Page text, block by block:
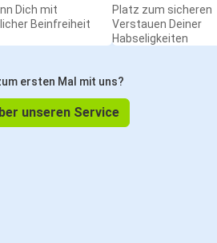
Dich mit
Beinfreiheit
Platz zum sicheren
Verstauen Deiner
Habseligkeiten
ersten Mal mit uns?
unseren Service